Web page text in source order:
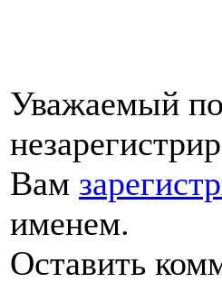
Уважаемый
Вам
именем.
Оставить